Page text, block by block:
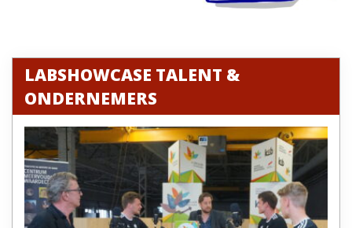
LABSHOWCASE TALENT &
ONDERNEMERS